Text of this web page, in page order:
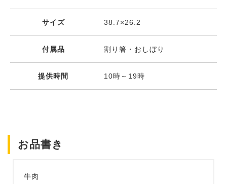
サイズ 38.7×26.2
付属品 割り箸・おしぼり
提供時間 10時～19時
お品書き
牛肉